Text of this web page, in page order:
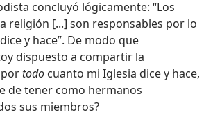
concluyó lógicamente: “Los
religión [...] son responsables por lo
y hace”. De modo que
dispuesto a compartir la
todo cuanto mi Iglesia dice y hace,
de tener como hermanos
sus miembros?